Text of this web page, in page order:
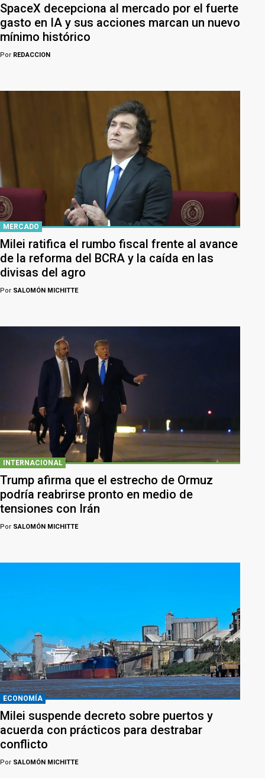
SpaceX decepciona al mercado por el fuerte
gasto en IA y sus acciones marcan un nuevo
mínimo histórico
Por REDACCION
MERCADO
Milei ratifica el rumbo fiscal frente al avance
de la reforma del BCRA y la caída en las
divisas del agro
Por SALOMÓN MICHITTE
INTERNACIONAL
Trump afirma que el estrecho de Ormuz
podría reabrirse pronto en medio de
tensiones con Irán
Por SALOMÓN MICHITTE
ECONOMÍA
Milei suspende decreto sobre puertos y
acuerda con prácticos para destrabar
conflicto
Por SALOMÓN MICHITTE